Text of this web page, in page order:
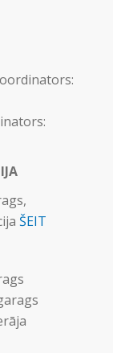
ŠEIT